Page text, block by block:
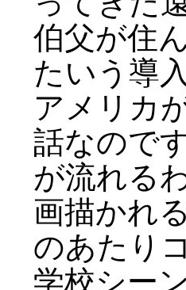
伯父が住
たいう導
アメリカ
話なので
が流れる
画描かれ
のあたり
学校シー